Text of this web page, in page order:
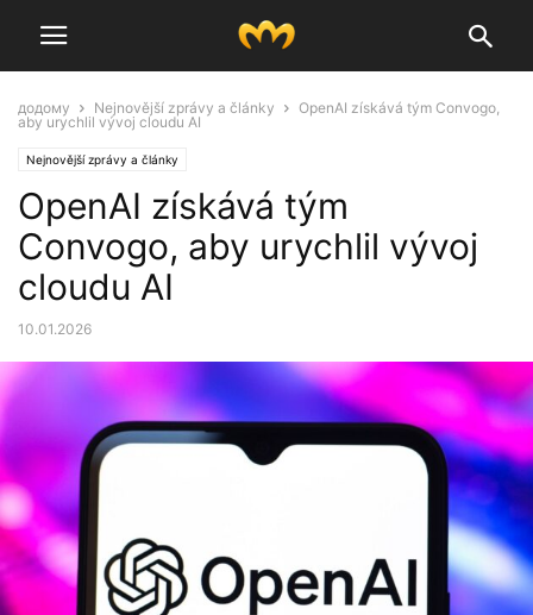
додому Nejnovější zprávy a články
OpenAI získává tým Convogo,
aby urychlil vývoj cloudu AI
Nejnovější zprávy a články
OpenAI získává tým
Convogo, aby urychlil vývoj
cloudu AI
10.01.2026